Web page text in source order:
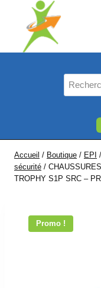
contenu
pour :
Accueil / Boutique / EPI /
sécurité /
TROPHY S1P SRC –
Promo !